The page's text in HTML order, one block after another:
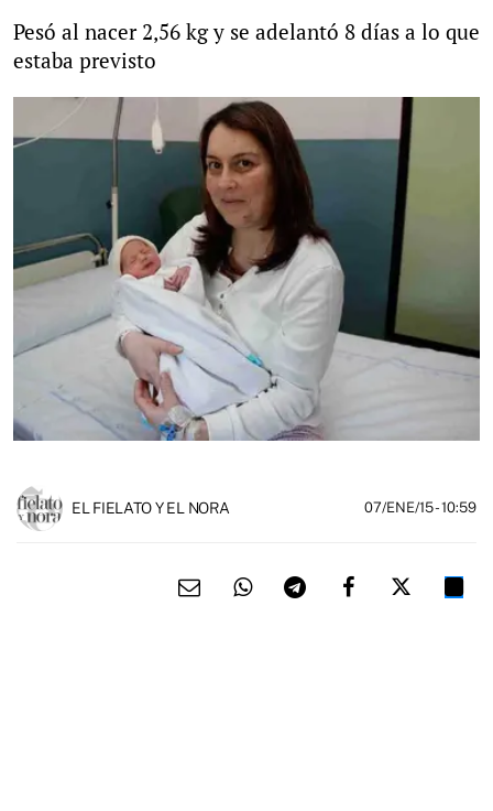
Pesó al nacer 2,56 kg y se adelantó 8 días a lo que
estaba previsto
EL FIELATO Y EL NORA 07/ENE/15- 10:59